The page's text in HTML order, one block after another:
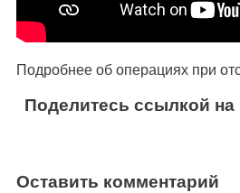
Подробнее об операциях при
Поделитесь ссылкой на
Оставить комментарий